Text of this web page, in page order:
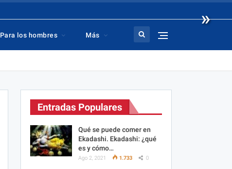
»
Para los hombres Más
Entradas Populares
Qué se puede comer en
Ekadashi. Ekadashi: ¿qué
es y cómo…
Ago 2, 2021 1.733 0